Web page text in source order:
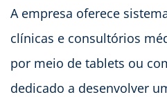
A empresa oferece
clínicas e consultórios
por meio de tablets ou
dedicado a desenvolver